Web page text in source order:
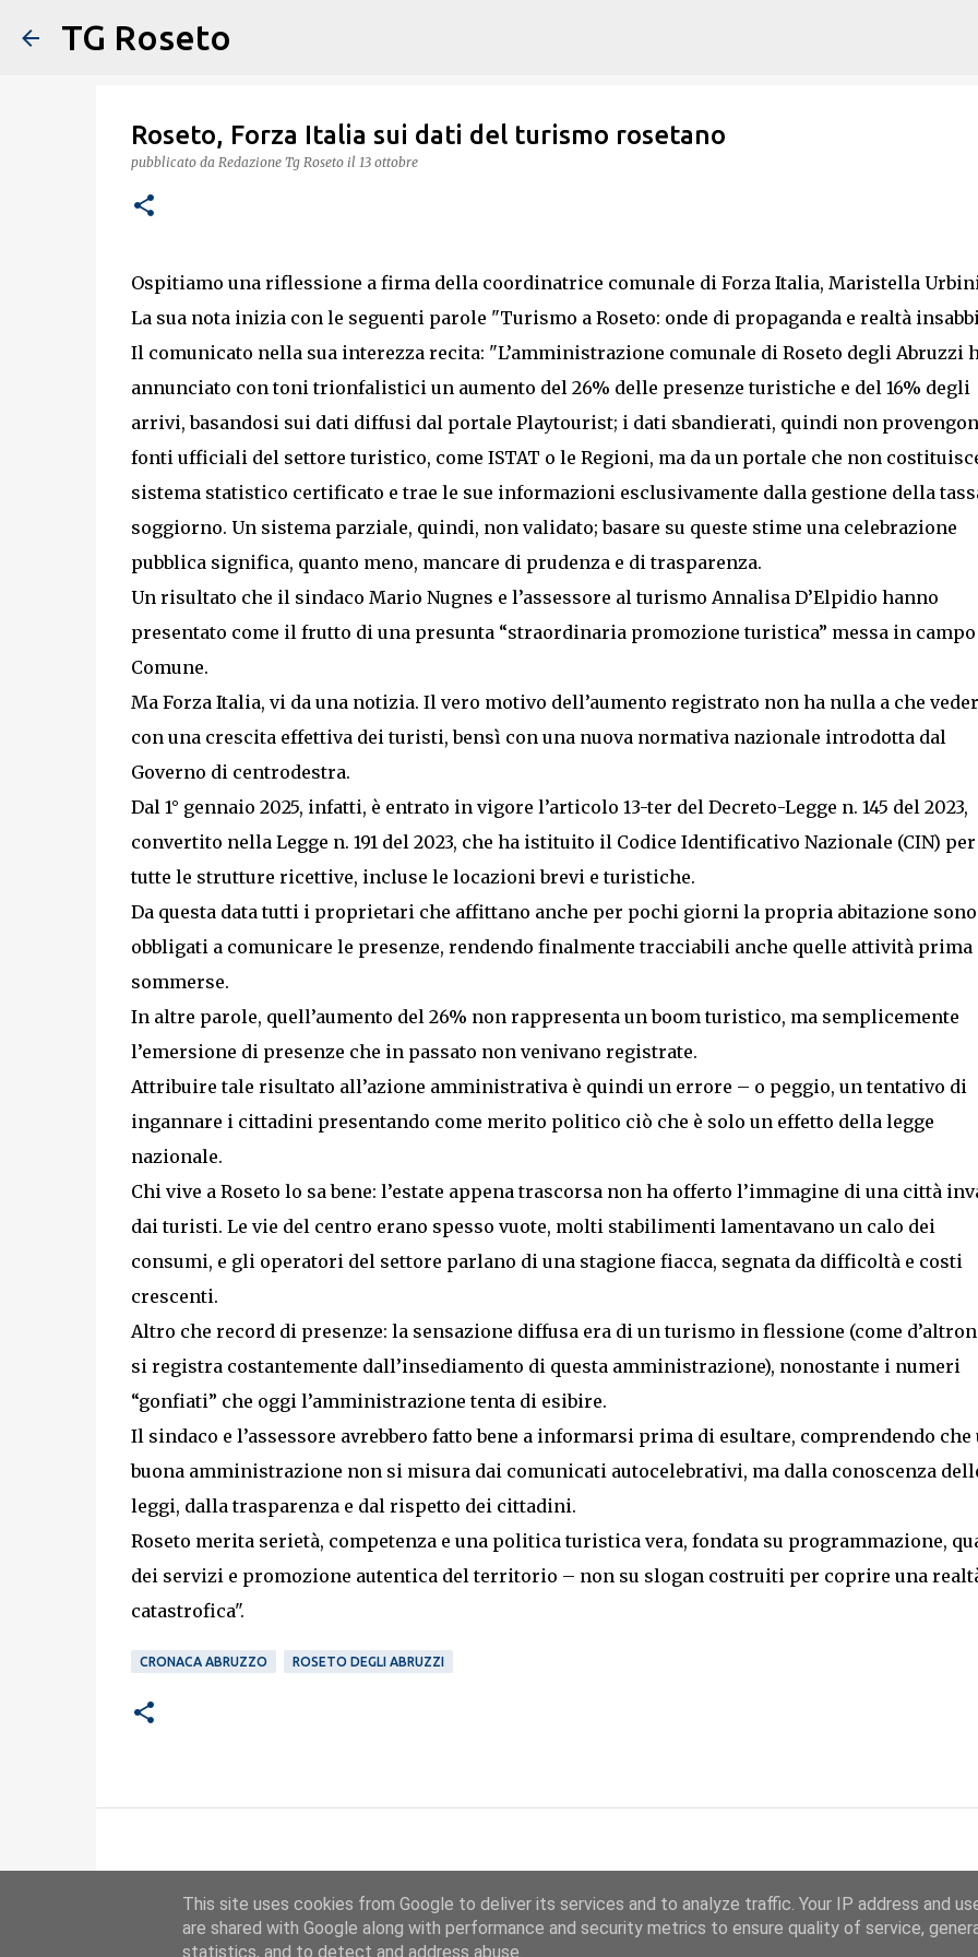
TG Roseto
Roseto, Forza Italia sui dati del turismo rosetano
pubblicato da Redazione Tg Roseto il 13 ottobre
Ospitiamo una riflessione a firma della coordinatrice comunale di Forza Italia, Maristella
La sua nota inizia con le seguenti parole "Turismo a Roseto: onde di propaganda e realtà
Il comunicato nella sua interezza recita: "L’amministrazione comunale di Roseto degli Abruzzi
annunciato con toni trionfalistici un aumento del 26% delle presenze turistiche e del 16% degli
arrivi, basandosi sui dati diffusi dal portale Playtourist; i dati sbandierati, quindi non
fonti ufficiali del settore turistico, come ISTAT o le Regioni, ma da un portale che non
sistema statistico certificato e trae le sue informazioni esclusivamente dalla gestione della
soggiorno. Un sistema parziale, quindi, non validato; basare su queste stime una celebrazione
pubblica significa, quanto meno, mancare di prudenza e di trasparenza.
Un risultato che il sindaco Mario Nugnes e l’assessore al turismo Annalisa D’Elpidio hanno
presentato come il frutto di una presunta “straordinaria promozione turistica” messa in
Comune.
Ma Forza Italia, vi da una notizia. Il vero motivo dell’aumento registrato non ha nulla a che
con una crescita effettiva dei turisti, bensì con una nuova normativa nazionale introdotta dal
Governo di centrodestra.
Dal 1° gennaio 2025, infatti, è entrato in vigore l’articolo 13-ter del Decreto-Legge n. 145 del 2023,
convertito nella Legge n. 191 del 2023, che ha istituito il Codice Identificativo Nazionale (CIN) per
tutte le strutture ricettive, incluse le locazioni brevi e turistiche.
Da questa data tutti i proprietari che affittano anche per pochi giorni la propria abitazione sono
obbligati a comunicare le presenze, rendendo finalmente tracciabili anche quelle attività prima
sommerse.
In altre parole, quell’aumento del 26% non rappresenta un boom turistico, ma semplicemente
l’emersione di presenze che in passato non venivano registrate.
Attribuire tale risultato all’azione amministrativa è quindi un errore – o peggio, un tentativo di
ingannare i cittadini presentando come merito politico ciò che è solo un effetto della legge
nazionale.
Chi vive a Roseto lo sa bene: l’estate appena trascorsa non ha offerto l’immagine di una città
dai turisti. Le vie del centro erano spesso vuote, molti stabilimenti lamentavano un calo dei
consumi, e gli operatori del settore parlano di una stagione fiacca, segnata da difficoltà e costi
crescenti.
Altro che record di presenze: la sensazione diffusa era di un turismo in flessione (come
si registra costantemente dall’insediamento di questa amministrazione), nonostante i numeri
“gonfiati” che oggi l’amministrazione tenta di esibire.
Il sindaco e l’assessore avrebbero fatto bene a informarsi prima di esultare, comprendendo che
buona amministrazione non si misura dai comunicati autocelebrativi, ma dalla conoscenza
leggi, dalla trasparenza e dal rispetto dei cittadini.
Roseto merita serietà, competenza e una politica turistica vera, fondata su programmazione,
dei servizi e promozione autentica del territorio – non su slogan costruiti per coprire una
catastrofica".
CRONACA ABRUZZO ROSETO DEGLI ABRUZZI
Chi Siamo Ricorrenze
This site uses cookies from Google to deliver its services and to analyze traffic. Your IP address and
are shared with Google along with performance and security metrics to ensure quality of service,
statistics, and to detect and address abuse.